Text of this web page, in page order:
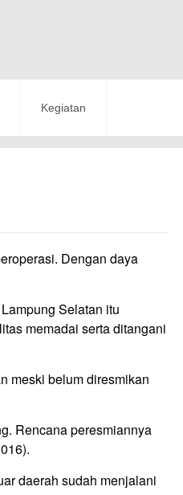
Kegiatan
Dengan daya
Selatan itu
memadai serta ditangani
meski belum diresmikan
Rencana peresmiannya
daerah sudah menjalani